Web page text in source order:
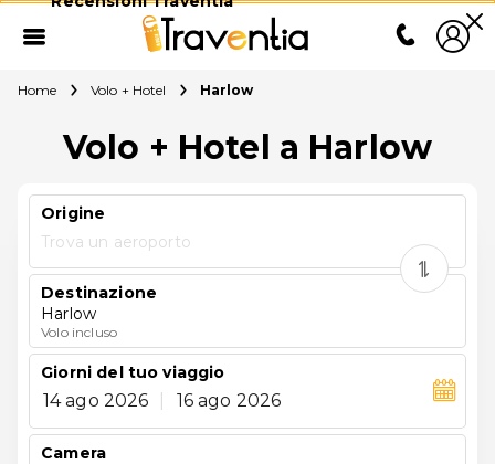
Home Volo + Hotel Harlow
Volo + Hotel a Harlow
Origine
Trova un aeroporto
Destinazione
Harlow
Volo incluso
Giorni del tuo viaggio
14 ago 2026 16 ago 2026
Camera